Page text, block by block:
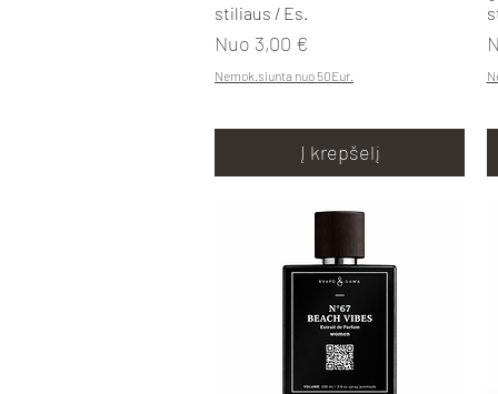
stiliaus / Es.
Nuo 3,00 €
Pardavimo kaina
Nemok.siunta nuo 50Eur.
Į krepšelį